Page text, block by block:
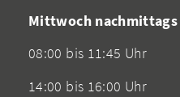
Mittwoch nachmittags
08:00 bis 11:45 Uhr
14:00 bis 16:00 Uhr